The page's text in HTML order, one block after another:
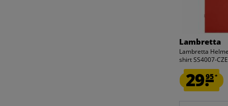
Lambretta
Lambretta
shirt SS4007-
29.95*